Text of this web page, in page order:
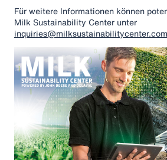
Für weitere Informationen können
Milk Sustainability Center unter
inquiries@milksustainabilitycenter.com